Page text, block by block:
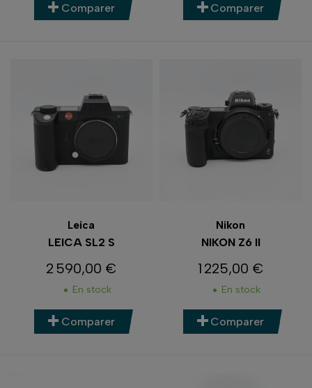
Comparer Comparer
Leica
LEICA SL2 S
Prix
2 590,00 €
En stock
Comparer
Nikon
NIKON Z6 II
Prix
1 225,00 €
En stock
Comparer